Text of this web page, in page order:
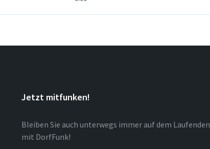
Jetzt mitfunken!
Bleiben Sie auch unterwegs immer auf dem Laufenden
mit DorfFunk!